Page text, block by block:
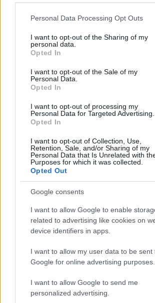
Please note that this website/app uses one
not limited to your visit or usage behaviour.
grant or deny consent to Google and its
use your data for below specified purposes
consent section.
Personal Data Processing Opt Outs
I want to opt-out of the Sharing of my
personal data.
Opted In
I want to opt-out of the Sale of my
Personal Data.
Opted In
I want to opt-out of processing my
Personal Data for Targeted Advertising.
Opted In
I want to opt-out of Collection, Use,
Retention, Sale, and/or Sharing of my
Personal Data that Is Unrelated with
Purposes for which it was collected.
Opted Out
Google consents
I want to allow Google to enable
related to advertising like cookies on
device identifiers in apps.
I want to allow my user data to be sent
Google for online advertising purposes.
I want to allow Google to send me
personalized advertising.
skal vi endre i forhold til trening og
erfaringsutveksling å dra ut fra.
– For min del er dette noe jeg
har allerede satt blikket mot neste
som må gjøres, forteller Tord Asle.
– Akkurat nå er jeg og resten av
rolig periode. Det er viktig å ta litt
hodet og kropp med litt annet
treningsøkta og neste dag.
jeg skal trene. Helt eksakt hvilke
blir gjort er ikke 100% spikret. Jeg
litt inspirasjon og måter å gjøre ting
hold. Dette blander jeg med egne
stoler på.
Lege, Tord Asle Gjerdalen er ikke